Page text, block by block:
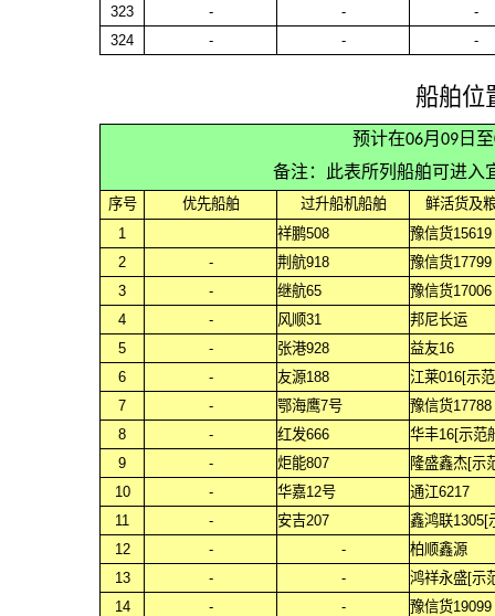
323
- -
-
324
- - -
船舶位
预计在06月09日
备注：此表所列船舶可进入
序号 优先船舶 过升船机船舶 鲜活货及
1 祥鹏508
豫信货15619
2
- 荆航918
豫信货17799
3
- 继航65
豫信货17006
4
- 风顺31
邦尼长运
5
- 张港928
益友16
6
- 友源188
江莱016[示
7
- 鄂海鹰7号
豫信货17788
8
- 红发666
华丰16[示范
9
- 炬能807
隆盛鑫杰[示
10
- 华嘉12号
通江6217
11
- 安吉207
鑫鸿联1305[
12
- -
柏顺鑫源
13
- -
鸿祥永盛[示
14
- -
豫信货19099